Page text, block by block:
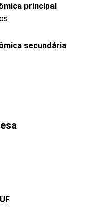
principal
secundária
UF